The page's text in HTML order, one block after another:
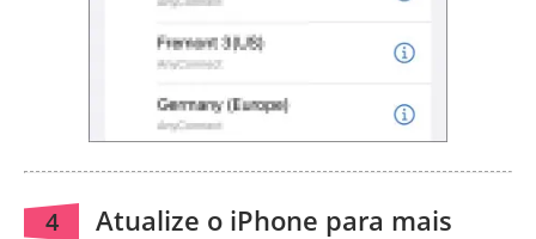
4
Atualize o iPhone para mais